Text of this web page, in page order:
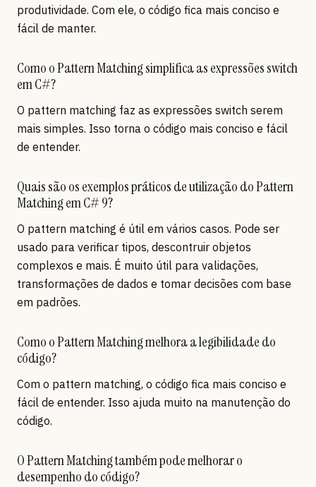
produtividade. Com ele, o código fica mais conciso e
fácil de manter.
Como o Pattern Matching simplifica as expressões switch
em C#?
O pattern matching faz as expressões switch serem
mais simples. Isso torna o código mais conciso e fácil
de entender.
Quais são os exemplos práticos de utilização do Pattern
Matching em C# 9?
O pattern matching é útil em vários casos. Pode ser
usado para verificar tipos, descontruir objetos
complexos e mais. É muito útil para validações,
transformações de dados e tomar decisões com base
em padrões.
Como o Pattern Matching melhora a legibilidade do
código?
Com o pattern matching, o código fica mais conciso e
fácil de entender. Isso ajuda muito na manutenção do
código.
O Pattern Matching também pode melhorar o
desempenho do código?